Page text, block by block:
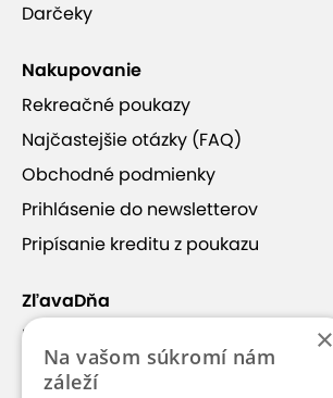
Darčeky
Nakupovanie
Rekreačné poukazy
Najčastejšie otázky (FAQ)
Obchodné podmienky
Prihlásenie do newsletterov
Pripísanie kreditu z poukazu
ZľavaDňa
Náš príbeh
Kontakt
×
Na vašom súkromí nám
záleží